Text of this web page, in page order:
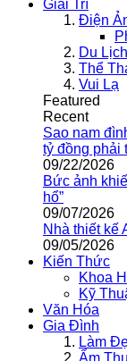
Giải Trí
Điện
Du Lịch
Thể
Vui Lạ
Featured
Recent
Sao nam
tỷ đồng phải
09/22/2026
Bức ảnh
hổ”
09/07/2026
Nhà thiết kế
09/05/2026
Kiến Thức
Khoa
Kỹ
Văn Hóa
Gia Đình
Làm
Ẩm